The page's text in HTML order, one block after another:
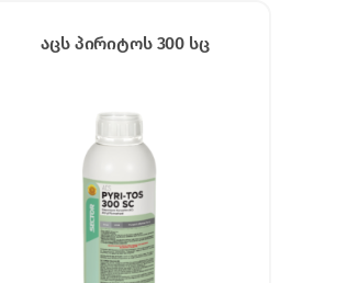
აცს პირიტოს 300 სც